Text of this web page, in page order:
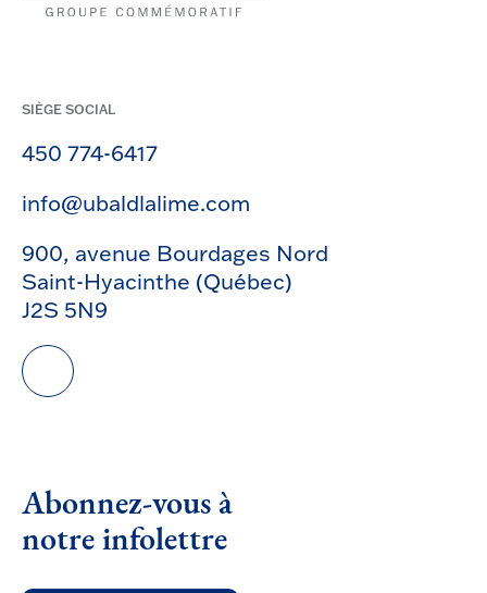
SIÈGE SOCIAL
450 774-6417
info@ubaldlalime.com
900, avenue Bourdages Nord
Saint-Hyacinthe (Québec)
J2S 5N9
Abonnez-vous à
notre infolettre